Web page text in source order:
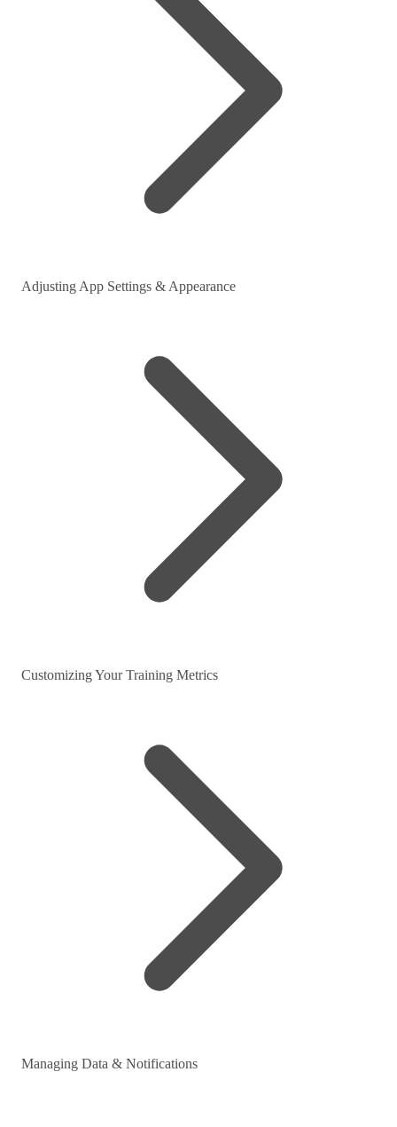
Adjusting App Settings & Appearance
Customizing Your Training Metrics
Managing Data & Notifications